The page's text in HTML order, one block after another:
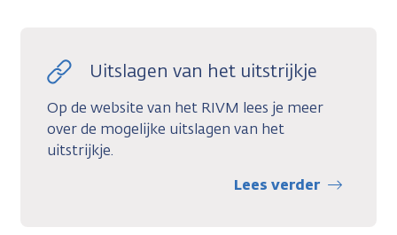
Uitslagen van het uitstrijkje
Op de website van het RIVM lees je meer
over de mogelijke uitslagen van het
uitstrijkje.
Lees verder